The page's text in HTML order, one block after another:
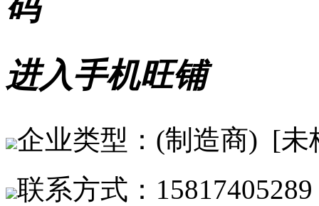
进入手机旺铺
企业类型：(制造商) [未
联系方式：15817405289